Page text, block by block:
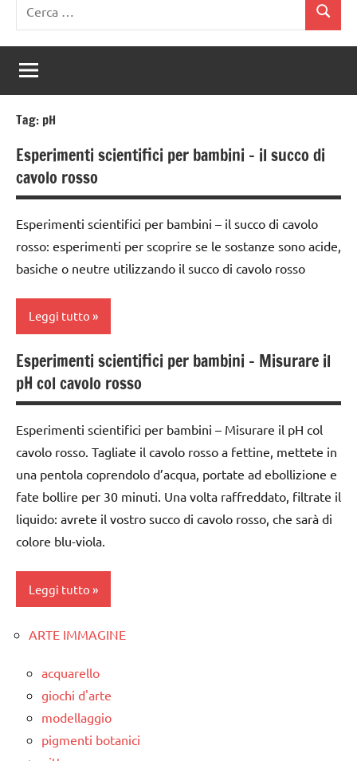
per:
Cerca
Tag: pH
Esperimenti scientifici per bambini – il succo di
cavolo rosso
Esperimenti scientifici per bambini – il succo di cavolo
rosso: esperimenti per scoprire se le sostanze sono acide,
basiche o neutre utilizzando il succo di cavolo rosso
Leggi tutto
classi
1a-5a
a 3
anni
dai
3 ai
6
anni
ESPERIMENTI
SCIENTIFICI
ARGOMENTI
PER ETA'
TUTTI GLI
ARTICOLI
Esperimenti scientifici per bambini – Misurare il
pH col cavolo rosso
Esperimenti scientifici per bambini – Misurare il pH col
cavolo rosso. Tagliate il cavolo rosso a fettine, mettete in
una pentola coprendolo d’acqua, portate ad ebollizione e
fate bollire per 30 minuti. Una volta raffreddato, filtrate il
liquido: avrete il vostro succo di cavolo rosso, che sarà di
colore blu-viola.
Leggi tutto
classe
classe
ARTE IMMAGINE
acquarello
giochi d'arte
modellaggio
pigmenti botanici